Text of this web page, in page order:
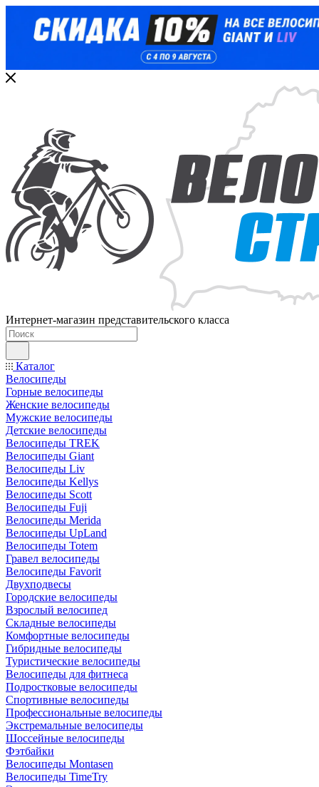
Интернет-магазин представительского класса
Каталог
Велосипеды
Горные велосипеды
Женские велосипеды
Мужские велосипеды
Детские велосипеды
Велосипеды TREK
Велосипеды Giant
Велосипеды Liv
Велосипеды Kellys
Велосипеды Scott
Велосипеды Fuji
Велосипеды Merida
Велосипеды UpLand
Велосипеды Totem
Гравел велосипеды
Велосипеды Favorit
Двухподвесы
Городские велосипеды
Взрослый велосипед
Складные велосипеды
Комфортные велосипеды
Гибридные велосипеды
Туристические велосипеды
Велосипеды для фитнеса
Подростковые велосипеды
Спортивные велосипеды
Профессиональные велосипеды
Экстремальные велосипеды
Шоссейные велосипеды
Фэтбайки
Велосипеды Montasen
Велосипеды TimeTry